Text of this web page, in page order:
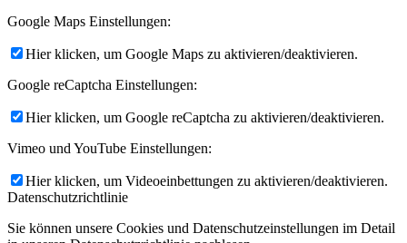
Google Maps Einstellungen:
Hier klicken, um Google Maps zu aktivieren/deaktivieren.
Google reCaptcha Einstellungen:
Hier klicken, um Google reCaptcha zu aktivieren/deaktivieren.
Vimeo und YouTube Einstellungen:
Hier klicken, um Videoeinbettungen zu aktivieren/deaktivieren.
Datenschutzrichtlinie
Sie können unsere Cookies und Datenschutzeinstellungen im Detail